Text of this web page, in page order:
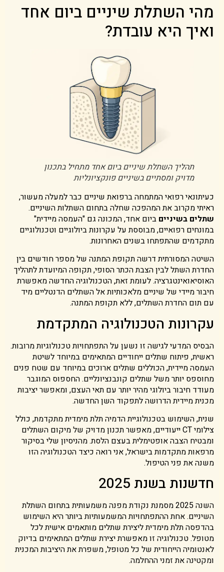
מהי השתלת שיניים ביום אחד
ואיך היא עובדת?
תהליך השתלת שיניים ביום אחד מתחיל בתכנון
מדויק ומסתיים בשיניים פונקציונליות
כעיתונאי רפואי המתמחה ברפואת שיניים כבר למעלה מעשור,
ראיתי מקרוב את המהפכה שחלה בתחום השתלות השיניים.
שתלים בשיניים ביום אחד, המכונה גם "העמסה מיידית"
במונחים רפואיים, מבוססת על עקרונות ביולוגיים וטכנולוגיים
מתקדמים שהתפתחו בשנים האחרונות.
השיטה המסורתית דרשה תקופת המתנה של מספר חודשים בין
החדרת השתל לבין הצבת הכתר הסופי, תקופה המיועדת לתהליך
האוסיאואינטגרציה. לעומת זאת, הטכנולוגיה החדשה מאפשרת
חיבור מיידי של שיניים מלאכותיות אל השתלים הדנטליים מיד
עם תום החדרת השתלים, ללא תקופת המתנה.
עקרונות הטכנולוגיה המתקדמת
הבסיס המדעי לגישה זו נשען על התפתחויות טכנולוגיות מרובות.
ראשית, פיתוח שתלים ייחודיים המתאימים במיוחד לשיטת
העמסה מיידית, הכוללים שתלים ארוכים במיוחד עם שטח פנים
מחוספס יותר משל שתלים קונבנציונליים. החספוס המוגבר
מעודד חיבור ביולוגי מהיר יותר עם תאי העצם, ומאפשר יציבות
מכנית מיידית הדרושה לתפקוד השן החדשה.
שנית, השימוש בטכנולוגיית הדמיה תלת מימדית מתקדמת, כולל
צילומי CT ייעודיים, מאפשר תכנון מדויק של מיקום השתלים
ומבטיח הצבה אופטימלית בעצם הלסת. מהניסיון שלי בסיקור
מרפאות מתקדמות בישראל, אני רואה כיצד הטכנולוגיה הזו
משנה את פני הטיפול.
חדשנות בשנת 2025
השנה 2025 מסמנת נקודת מפנה משמעותית בתחום השתלת
השיניים. אחת ההתפתחויות המשמעותיות ביותר היא השימוש
בהדפסה תלת מימדית ליצירת שתלים מותאמים אישית לכל
מטופל. טכנולוגיה זו מאפשרת יצירת שתלים המתאימים בדיוק
לאנטומיה הייחודית של כל מטופל, משפרת את היציבות המכנית
ומקטינה את זמני ההחלמה.